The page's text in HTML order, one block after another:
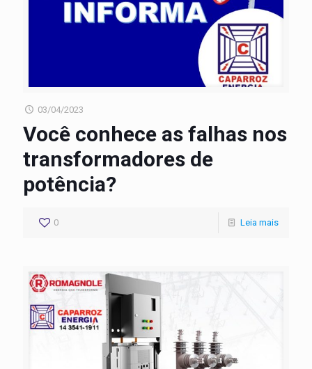
03/04/2023
Você conhece as falhas nos
transformadores de
potência?
0 Leia mais